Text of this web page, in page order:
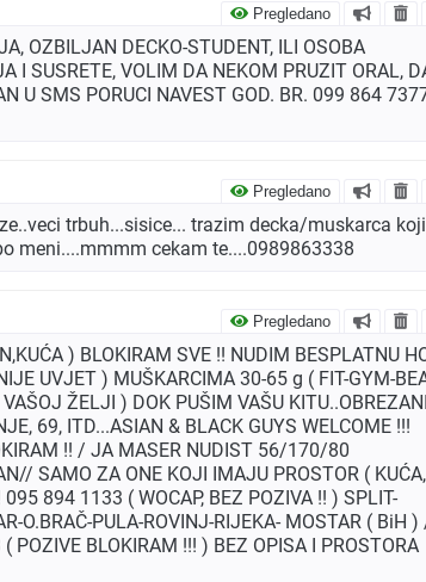
Pregledano
OZBILJAN DECKO-STUDENT, ILI OSOBA
I SUSRETE, VOLIM DA NEKOM PRUZIT ORAL,
U SMS PORUCI NAVEST GOD. BR. 099 864
Pregledano
trbuh...sisice... trazim decka/muskarca koji
meni....mmmm cekam te....0989863338
Pregledano
) BLOKIRAM SVE !! NUDIM BESPLATNU
UVJET ) MUŠKARCIMA 30-65 g ( FIT-GYM-
ŽELJI ) DOK PUŠIM VAŠU KITU..OBREZANI
69, ITD...ASIAN & BLACK GUYS WELCOME !!!
!! / JA MASER NUDIST 56/170/80
SAMO ZA ONE KOJI IMAJU PROSTOR ( KUĆA,
894 1133 ( WOCAP, BEZ POZIVA !! ) SPLIT-
O.BRAČ-PULA-ROVINJ-RIJEKA- MOSTAR ( BiH )
POZIVE BLOKIRAM !!! ) BEZ OPISA I PROSTORA